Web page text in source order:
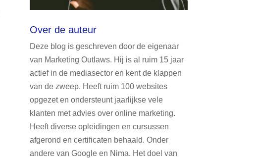
Over de auteur
Deze blog is geschreven door de eigenaar
van Marketing Outlaws. Hij is al ruim 15 jaar
actief in de mediasector en kent de klappen
van de zweep. Heeft ruim 100 websites
opgezet en ondersteunt jaarlijkse vele
klanten met advies over online marketing.
Heeft diverse opleidingen en cursussen
afgerond en certificaten behaald. Onder
andere van Google en Nima. Het doel van